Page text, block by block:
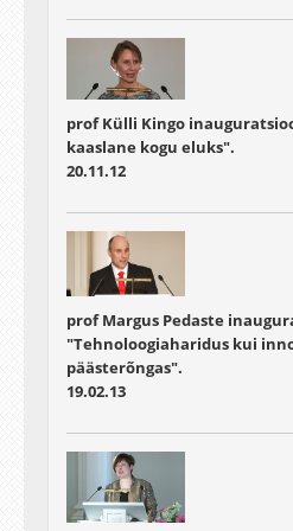
prof Külli Kingo
kaaslane kogu eluks".
20.11.12
prof Margus Pedaste
"Tehnoloogiaharidus kui
päästerõngas".
19.02.13